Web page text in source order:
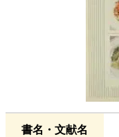
書名・文献名